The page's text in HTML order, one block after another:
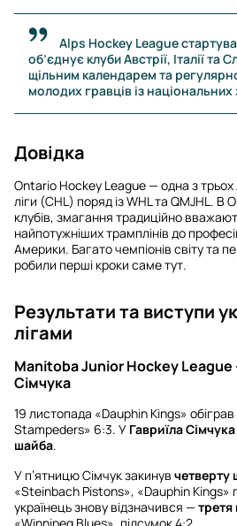
Alps Hockey League
об’єднує клуби Австрії, Італії та
щільним календарем та
молодих гравців із національних
Довідка
Ontario Hockey League — одна з трьох
ліги (CHL) поряд із WHL та QMJHL. В
клубів, змагання традиційно
найпотужніших трамплінів до
Америки. Багато чемпіонів світу та
робили перші кроки саме тут.
Результати та виступи
лігами
Manitoba Junior Hockey League
Сімчука
19 листопада «Dauphin Kings»
Stampeders» 6:3. У Гавриїла Сімчука
шайба.
У п’ятницю Сімчук закинув четверту
«Steinbach Pistons», «Dauphin Kings»
українець знову відзначився —
«Winnipeg Blues», підсумок 4:2.